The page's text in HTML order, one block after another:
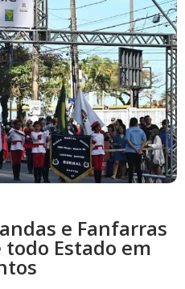
e Fanfarras
Estado em